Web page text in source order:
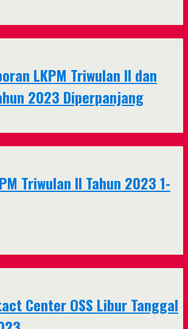
LKPM Triwulan II dan
2023 Diperpanjang
Triwulan II Tahun 2023 1-
Center OSS Libur Tanggal